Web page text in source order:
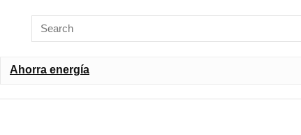
Ahorra energía